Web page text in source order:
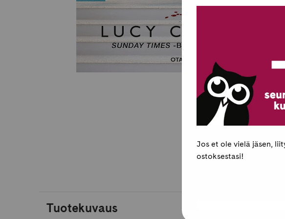
Tuotekuvaus
Jos et ole vielä jäsen,
ostoksestasi!